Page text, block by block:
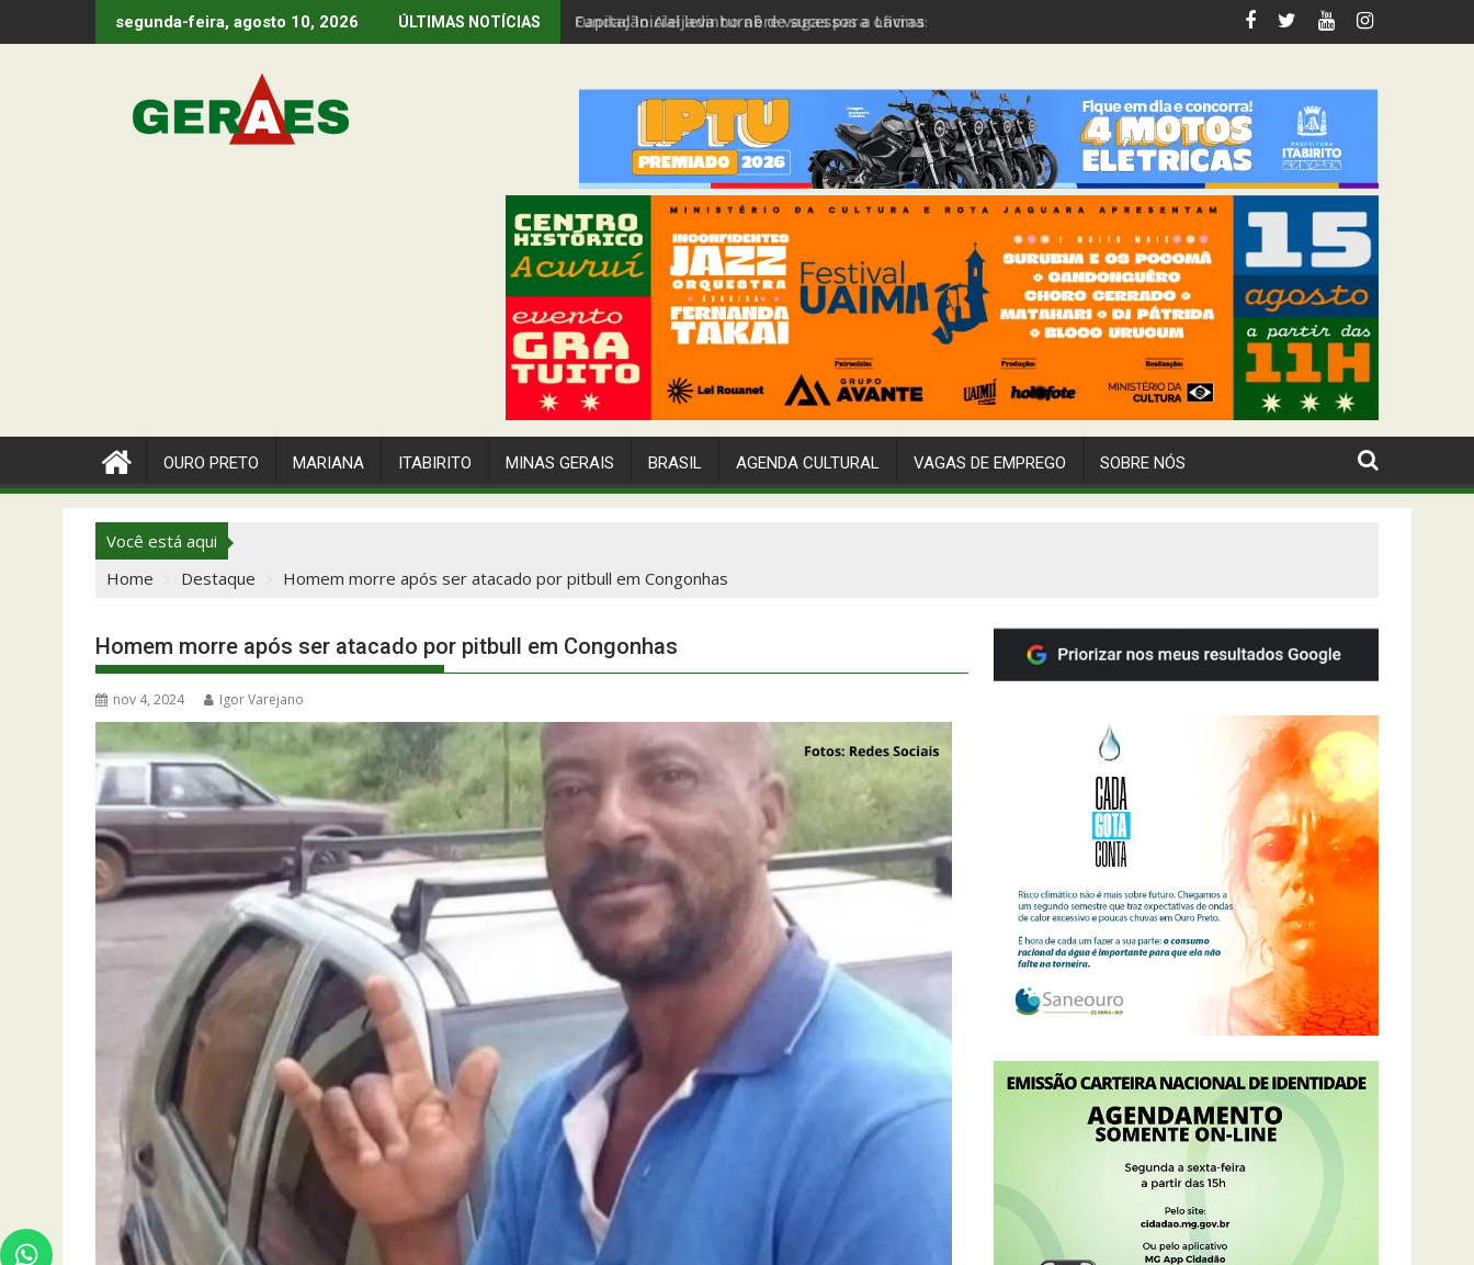
to
segunda-feira, agosto 10, 2026 ÚLTIMAS NOTÍCIAS Capital Inicial leva turnê de sucessos a Lavras Novas no dia 29 de agosto
OURO PRETO MARIANA ITABIRITO MINAS GERAIS BRASIL AGENDA CULTURAL VAGAS DE EMPREGO SOBRE NÓS
Você está aqui
Home
Destaque Homem morre após ser atacado por pitbull em Congonhas
Homem morre após ser atacado por pitbull em Congonhas
nov 4, 2024 Igor Varejano